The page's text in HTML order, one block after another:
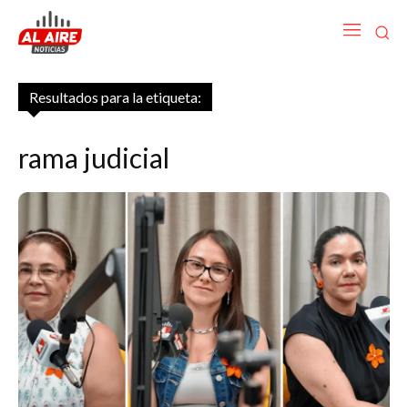
Resultados para la etiqueta:
rama judicial